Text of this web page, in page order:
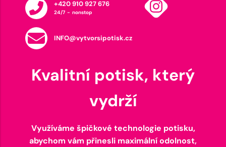
+420 910 927 676
24/7 - nonstop
INFO@vytvorsipotisk.cz
Kvalitní potisk, který
vydrží
Využíváme špičkové technologie potisku,
abychom vám přinesli maximální odolnost,